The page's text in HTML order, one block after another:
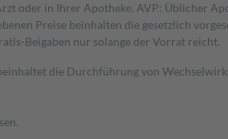
oder in Ihrer Apotheke. AVP: Üblicher
Preise beinhalten die gesetzlich
Beigaben nur solange der Vorrat reicht.
die Durchführung von